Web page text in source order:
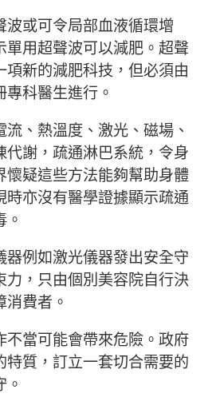
波或可令局部血液循環增
單用超聲波可以減肥。超聲
項新的減肥科技，但必須由
科醫生進行。
、熱溫度、激光、磁場、
代謝，疏通淋巴系統，令身
懷疑這些方法能夠幫助身體
時亦沒有醫學證據顯示疏通
器例如激光儀器發出安全守
力，只由個別美容院自行決
費者。
不當可能會帶來危險。政府
特質，訂立一套切合需要的